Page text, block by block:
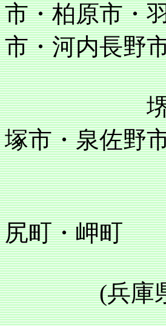
市・柏原市・
市・河内長野
堺市・高
塚市・泉佐野
島本町・
尻町・岬
(兵庫